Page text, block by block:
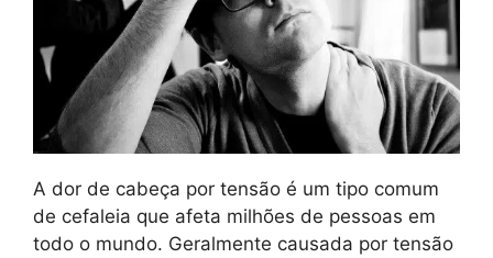
A dor de cabeça por tensão é um tipo comum
de cefaleia que afeta milhões de pessoas em
todo o mundo. Geralmente causada por tensão